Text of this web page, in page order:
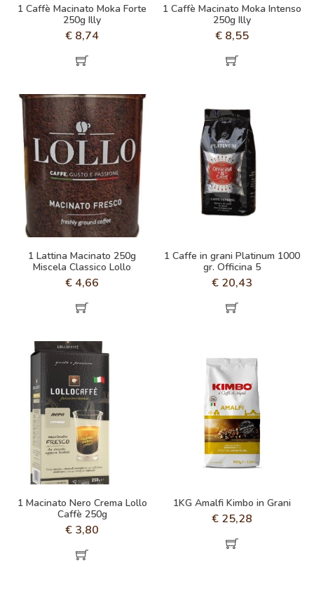
1 Caffè Macinato Moka Forte
250g Illy
€ 8,74
1 Caffè Macinato Moka Intenso
250g Illy
€ 8,55
1 Lattina Macinato 250g
Miscela Classico Lollo
€ 4,66
1 Caffe in grani Platinum 1000
gr. Officina 5
€ 20,43
1 Macinato Nero Crema Lollo
Caffè 250g
€ 3,80
1KG Amalfi Kimbo in Grani
€ 25,28